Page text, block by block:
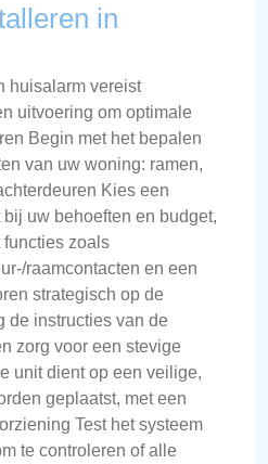
in
huisalarm vereist
uitvoering om optimale
Begin met het bepalen
van uw woning: ramen,
Kies een
uw behoeften en budget,
zoals
raamcontacten en een
strategisch op de
de instructies van de
zorg voor een stevige
unit dient op een veilige,
geplaatst, met een
Test het systeem
te controleren of alle